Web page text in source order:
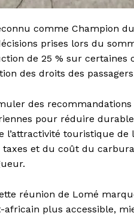
comme Champion
prises lors du
de 25 % sur certaines
des droits des
des
pour réduire
touristique de
et du coût du
réunion de Lomé
africain plus accessible,